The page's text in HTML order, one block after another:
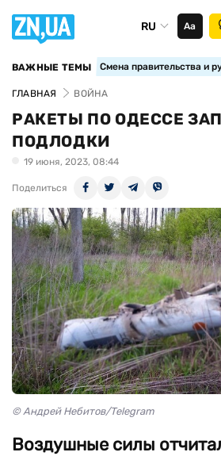
RU Аа
ВАЖНЫЕ ТЕМЫ Смена правительства и
ГЛАВНАЯ ВОЙНА
РАКЕТЫ ПО ОДЕССЕ
ПОДЛОДКИ
19 июня, 2023, 08:44
Поделиться
© Андрей Небитов/Telegram
Воздушные силы